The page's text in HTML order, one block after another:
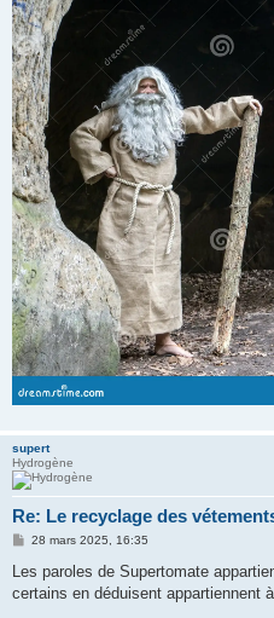
supert
Hydrogène
Re: Le recyclage des
M
s
a
28 mars 2025, 16:35
Les paroles de Supertomate
certains en déduisent appartiennent